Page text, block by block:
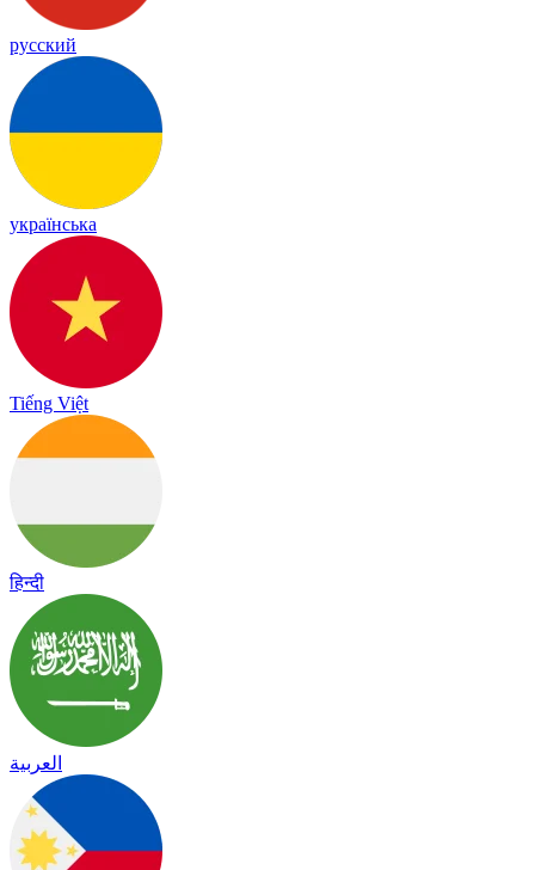
русский
українська
Tiếng Việt
हिन्दी
العربية